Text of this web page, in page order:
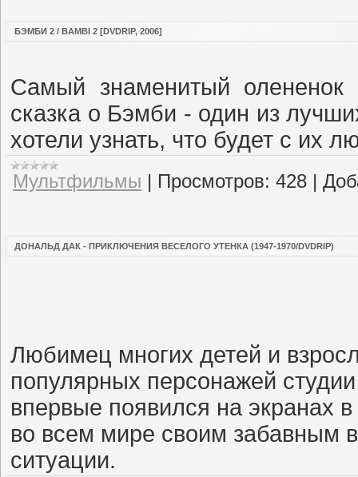
БЭМБИ 2 / BAMBI 2 [DVDRIP, 2006]
Самый знаменитый олененок
сказка о Бэмби - один из
хотели узнать, что будет с их
Мультфильмы | Просмотров: 428 |
ДОНАЛЬД ДАК - ПРИКЛЮЧЕНИЯ ВЕСЕЛОГО УТЕНКА (1947-1970/DVDRIP)
Любимец многих детей и
популярных персонажей
впервые появился на экранах
во всем мире своим забавным
ситуации.